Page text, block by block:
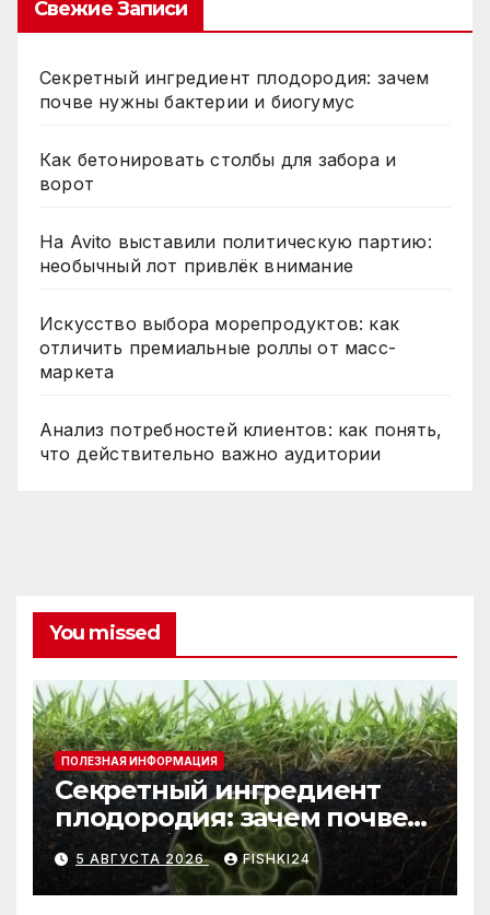
Свежие Записи
Секретный ингредиент плодородия: зачем
почве нужны бактерии и биогумус
Как бетонировать столбы для забора и
ворот
На Avito выставили политическую партию:
необычный лот привлёк внимание
Искусство выбора морепродуктов: как
отличить премиальные роллы от масс-
маркета
Анализ потребностей клиентов: как понять,
что действительно важно аудитории
You missed
ПОЛЕЗНАЯ ИНФОРМАЦИЯ
Секретный ингредиент
плодородия: зачем почве
нужны бактерии и
биогумус
5 АВГУСТА 2026 FISHKI24